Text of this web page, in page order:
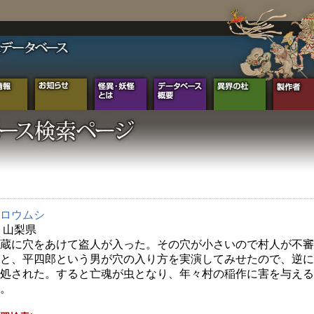
ウムシ
山梨県
に穴をあけて盗人が入った。その穴が小さいので村人が不
、平四郎という男が穴の入り方を実演してみせたので、逆
された。すると亡魂が虫となり、年々村の稲作に害を与え